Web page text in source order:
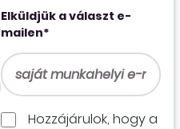
Elküldjük a választ e-
mailen*
Hozzájárulok, hogy a